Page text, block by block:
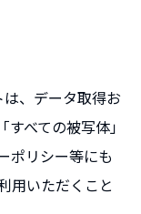
、データ取得お
べての被写体」
ポリシー等にも
用いただくこと